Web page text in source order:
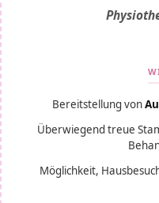
Bereitstellung von
Überwiegend treue
Möglichkeit,